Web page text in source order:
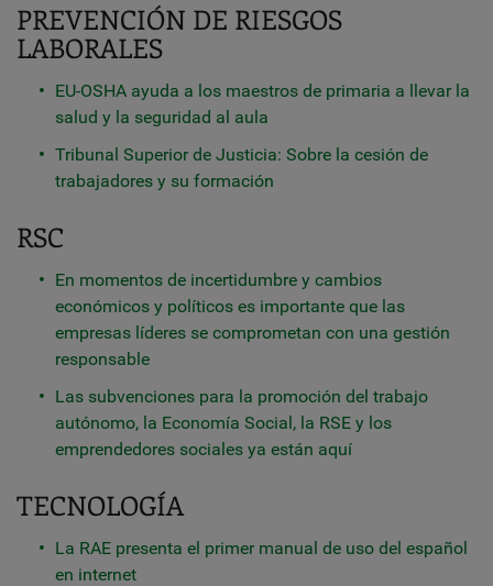
PREVENCIÓN DE RIESGOS
LABORALES
EU-OSHA ayuda a los maestros de primaria a llevar la
salud y la seguridad al aula
Tribunal Superior de Justicia: Sobre la cesión de
trabajadores y su formación
RSC
En momentos de incertidumbre y cambios
económicos y políticos es importante que las
empresas líderes se comprometan con una gestión
responsable
Las subvenciones para la promoción del trabajo
autónomo, la Economía Social, la RSE y los
emprendedores sociales ya están aquí
TECNOLOGÍA
La RAE presenta el primer manual de uso del español
en internet